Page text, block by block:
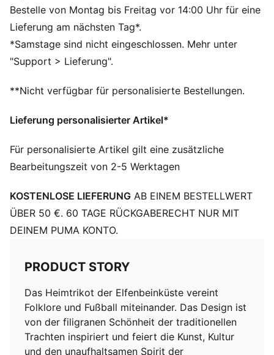
dryCELL: Performance-Technologie, die Feuchtigkeit
vom Körper ableitet und dafür sorgt, dass du beim
Training schweißfrei bleibst
DETAILS
Passform: Regulär
Ausschnitt: V-Ausschnitt
Mesh-Einsätze für Luftzirkulation
PUMA Branding-Details
Bestelle von Montag bis Freitag vor 14:00 Uhr für eine
Lieferung am nächsten Tag*.
*Samstage sind nicht eingeschlossen. Mehr unter
"Support > Lieferung".
**Nicht verfügbar für personalisierte Bestellungen.
Lieferung personalisierter Artikel*
Für personalisierte Artikel gilt eine zusätzliche
Bearbeitungszeit von 2-5 Werktagen
KOSTENLOSE LIEFERUNG AB EINEM BESTELLWERT
ÜBER 50 €. 60 TAGE RÜCKGABERECHT NUR MIT
DEINEM PUMA KONTO.
PRODUCT STORY
Das Heimtrikot der Elfenbeinküste vereint
Folklore und Fußball miteinander. Das Design ist
von der filigranen Schönheit der traditionellen
Trachten inspiriert und feiert die Kunst, Kultur
und den unaufhaltsamen Spirit der